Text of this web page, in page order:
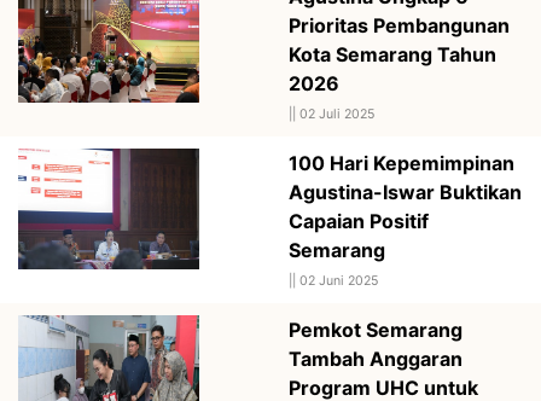
Prioritas Pembangunan
Kota Semarang Tahun
2026
02 Juli 2025
100 Hari Kepemimpinan
Agustina-Iswar Buktikan
Capaian Positif
Semarang
02 Juni 2025
Pemkot Semarang
Tambah Anggaran
Program UHC untuk